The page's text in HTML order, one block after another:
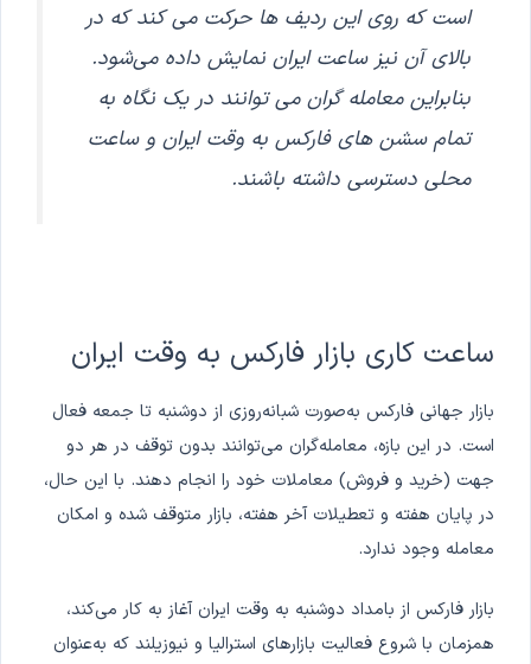
است که روی این ردیف ها حرکت می کند که در
بالای آن نیز ساعت ایران نمایش داده می‌شود.
بنابراین معامله گران می توانند در یک نگاه به
تمام سشن های فارکس به وقت ایران و ساعت
محلی دسترسی داشته باشند.
ساعت کاری بازار فارکس به وقت ایران
بازار جهانی فارکس به‌صورت شبانه‌روزی از دوشنبه تا جمعه فعال
است. در این بازه، معامله‌گران می‌توانند بدون توقف در هر دو
جهت (خرید و فروش) معاملات خود را انجام دهند. با این حال،
در پایان هفته و تعطیلات آخر هفته، بازار متوقف شده و امکان
معامله وجود ندارد.
بازار فارکس از بامداد دوشنبه به وقت ایران آغاز به کار می‌کند،
همزمان با شروع فعالیت بازارهای استرالیا و نیوزیلند که به‌عنوان